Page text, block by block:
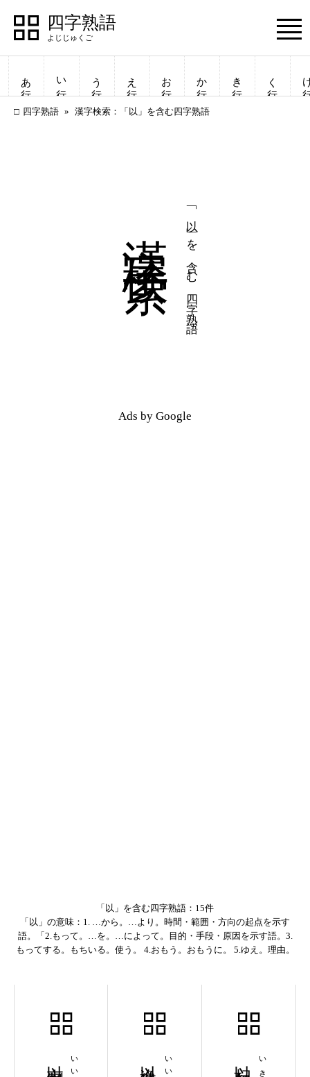
四字熟語
四字熟語
一覧表示
漢字検索
Menu
あ行 い行 う行 え行 お行 か行 き行 く行
四字熟語 漢字検索：「以」を含む四字熟語
「以」を含む四字熟語
Ads by Google
「以」を含む四字熟語：15件
「以」の意味：1. …から。…より。時間・範囲・方向の起点を示す
語。「2.もって。…を。…によって。目的・手段・原因を示す語。3.
もってする。もちいる。使う。 4.おもう。おもうに。 5.ゆえ。理由。
四字熟語
一覧表示
漢字検索